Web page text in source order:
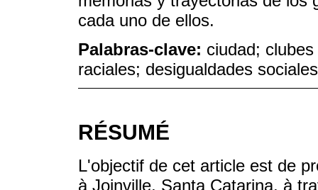
cada uno de ellos.
Palabras-clave: ciudad;
raciales; desigualdades
RÉSUMÉ
L'objectif de cet article est de
à Joinville, Santa Catarina, à